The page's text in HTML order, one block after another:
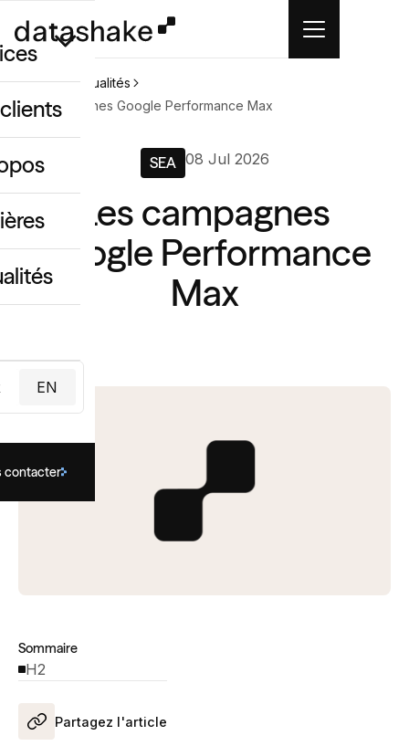
créatif IA
EN
contacter
Accueil
Actualités
Les campagnes Google Performance Max
SEA 08 Jul 2026
Les campagnes
Google Performance
Max
Sommaire
H2
Partagez l'article